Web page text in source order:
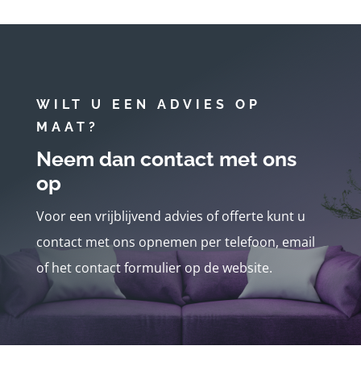
WILT U EEN ADVIES OP
MAAT?
Neem dan contact met ons
op
Voor een vrijblijvend advies of offerte kunt u
contact met ons opnemen per telefoon, email
of het contact formulier op de website.